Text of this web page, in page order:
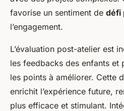
favorise un sentiment de défi
l’engagement.
L’évaluation post-atelier est
les feedbacks des enfants et
les points à améliorer. Cette
enrichit l’expérience future,
plus efficace et stimulant.